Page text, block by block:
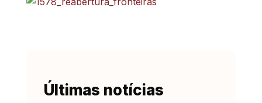
Últimas notícias